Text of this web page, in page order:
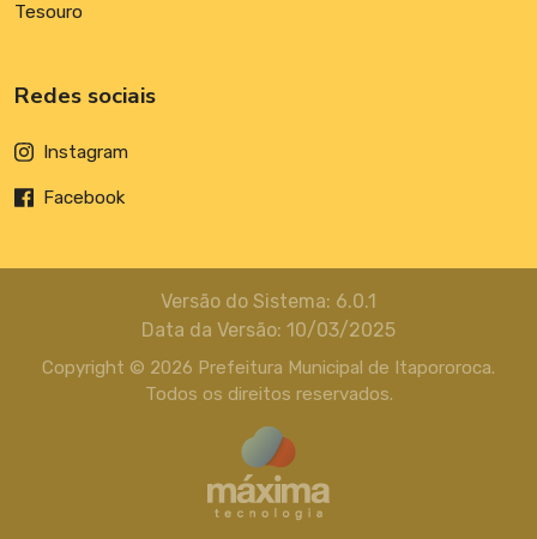
Tesouro
Redes sociais
Instagram
Facebook
Versão do Sistema: 6.0.1
Data da Versão: 10/03/2025
Copyright © 2026 Prefeitura Municipal de Itapororoca.
Todos os direitos reservados.